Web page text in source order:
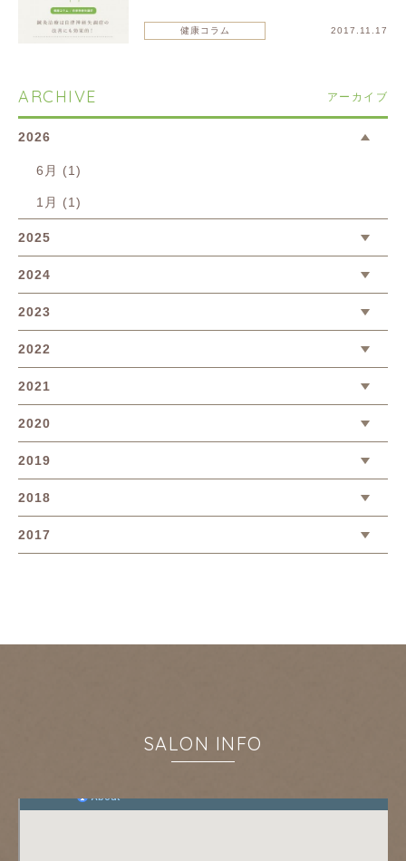
健康コラム 2017.11.17
ARCHIVE アーカイブ
2026
6月 (1)
1月 (1)
2025
2024
2023
2022
2021
2020
2019
2018
2017
SALON INFO